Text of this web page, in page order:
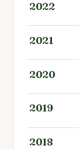
2022
2021
2020
2019
2018